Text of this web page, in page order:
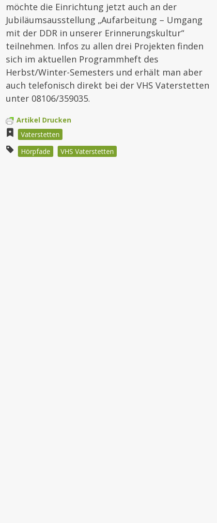
möchte die Einrichtung jetzt auch an der
Jubiläumsausstellung „Aufarbeitung – Umgang
mit der DDR in unserer Erinnerungskultur“
teilnehmen. Infos zu allen drei Projekten finden
sich im aktuellen Programmheft des
Herbst/Winter-Semesters und erhält man aber
auch telefonisch direkt bei der VHS Vaterstetten
unter 08106/359035.
Artikel Drucken
Vaterstetten
Hörpfade
VHS Vaterstetten